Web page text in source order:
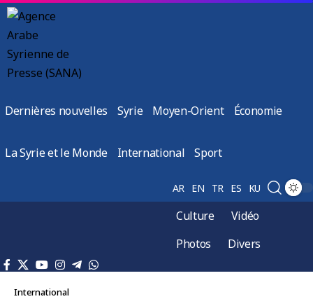
Dernières nouvelles Syrie Moyen-Orient Économie
La Syrie et le Monde International Sport
AR EN TR ES KU
Culture
Vidéo
Photos
Divers
International